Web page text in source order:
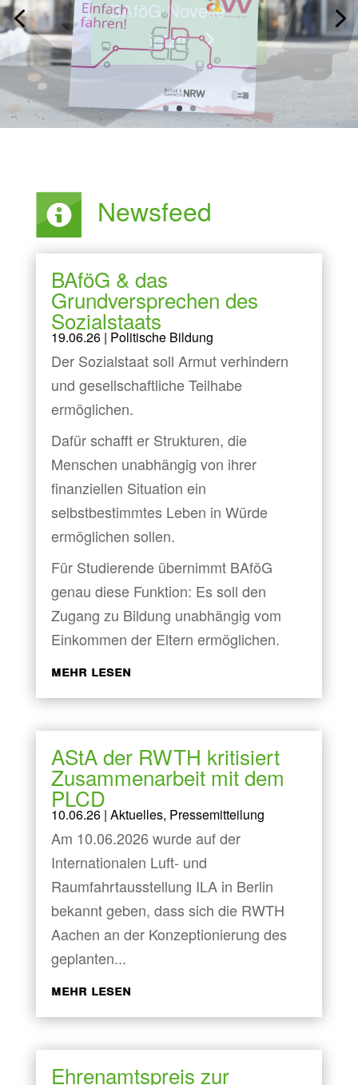
Infos zum
Semesterticket
Newsfeed
BAföG & das
Grundversprechen des
Sozialstaats
19.06.26| Politische Bildung
Der Sozialstaat soll Armut verhindern
und gesellschaftliche Teilhabe
ermöglichen.
Dafür schafft er Strukturen, die
Menschen unabhängig von ihrer
finanziellen Situation ein
selbstbestimmtes Leben in Würde
ermöglichen sollen.
Für Studierende übernimmt BAföG
genau diese Funktion: Es soll den
Zugang zu Bildung unabhängig vom
Einkommen der Eltern ermöglichen.
mehr lesen
AStA der RWTH kritisiert
Zusammenarbeit mit dem
PLCD
10.06.26| Aktuelles, Pressemitteilung
Am 10.06.2026 wurde auf der
Internationalen Luft- und
Raumfahrtausstellung ILA in Berlin
bekannt geben, dass sich die RWTH
Aachen an der Konzeptionierung des
geplanten...
mehr lesen
Ehrenamtspreis zur